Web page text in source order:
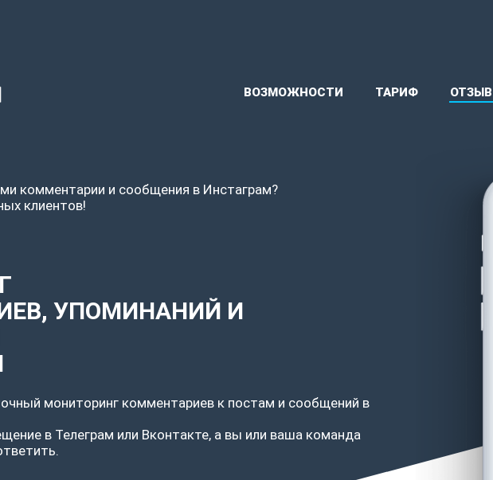
ВОЗМОЖНОСТИ ТАРИФ
комментарии и сообщения в Инстаграм?
клиентов!
УПОМИНАНИЙ И
мониторинг комментариев к постам и сообщений в
в Телеграм или Вконтакте, а вы или ваша команда